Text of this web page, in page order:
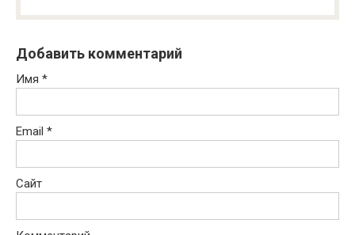
Добавить комментарий
Имя *
Email *
Сайт